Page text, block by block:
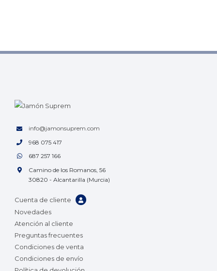
info@jamonsuprem.com
968 075 417
687 257 166
Camino de los Romanos, 56
30820 - Alcantarilla (Murcia)
Cuenta de cliente
Novedades
Atención al cliente
Preguntas frecuentes
Condiciones de venta
Condiciones de envío